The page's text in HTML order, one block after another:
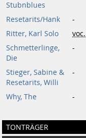
Stubnblues
Resetarits/Hank -
Ritter, Karl Solo
voc.
Schmetterlinge,
Die
-
Stieger, Sabine &
Resetarits, Willi
-
Why, The -
TONTRÄGER